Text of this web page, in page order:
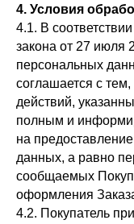
4. Условия
4.1. В
закона от 27
персональных
соглашается с
действий,
полным и
на
данных, а равно
сообщаемых
оформления
4.2. Покупатель